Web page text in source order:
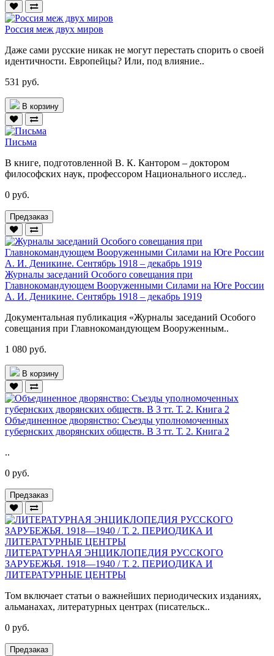
Россия меж двух миров
Даже сами русские никак не могут перестать спорить о своей
идентичности. Европейцы? Или, под влияние..
531 руб.
В корзину
Письма
В книге, подготовленной В. К. Кантором – доктором
философских наук, профессором Национального исслед..
0 руб.
Предзаказ
Журналы заседаний Особого совещания при
Главнокомандующем Вооруженными Силами на Юге России
А. И. Деникине. Сентябрь 1918 – декабрь 1919
Документальная публикация «Журналы заседаний Особого
совещания при Главнокомандующем Вооруженным..
1 080 руб.
В корзину
Объединенное дворянство: Съезды уполномоченных
губернских дворянских обществ. В 3 тт. Т. 2. Книга 2
..
0 руб.
Предзаказ
ЛИТЕРАТУРНАЯ ЭНЦИКЛОПЕДИЯ РУССКОГО
ЗАРУБЕЖЬЯ. 1918—1940 / Т. 2. ПЕРИОДИКА И
ЛИТЕРАТУРНЫЕ ЦЕНТРЫ
Том включает статьи о важнейших периодических изданиях,
альманахах, литературных центрах (писательск..
0 руб.
Предзаказ